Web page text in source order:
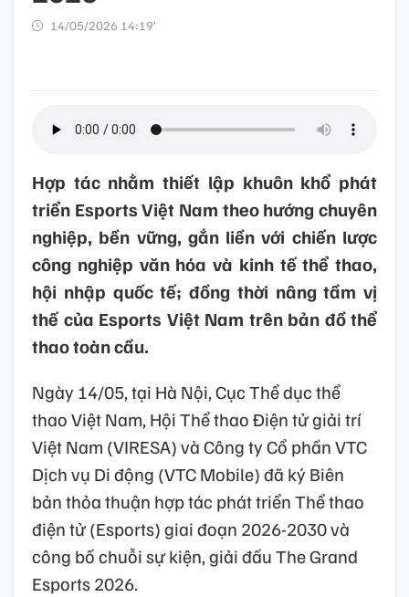
14/05/2026 14:19’
Hợp tác nhằm thiết lập khuôn khổ phát
triển Esports Việt Nam theo hướng chuyên
nghiệp, bền vững, gắn liền với chiến lược
công nghiệp văn hóa và kinh tế thể thao,
hội nhập quốc tế; đồng thời nâng tầm vị
thế của Esports Việt Nam trên bản đồ thể
thao toàn cầu.
Ngày 14/05, tại Hà Nội, Cục Thể dục thể
thao Việt Nam, Hội Thể thao Điện tử giải trí
Việt Nam (VIRESA) và Công ty Cổ phần VTC
Dịch vụ Di động (VTC Mobile) đã ký Biên
bản thỏa thuận hợp tác phát triển Thể thao
điện tử (Esports) giai đoạn 2026-2030 và
công bố chuỗi sự kiện, giải đấu The Grand
Esports 2026.